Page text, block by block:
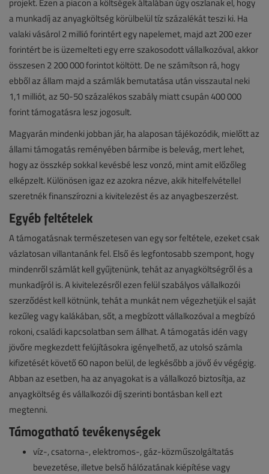
projekt. Ezen a piacon a költségek általában úgy oszlanak el, hogy
a munkadíj az anyagköltség körülbelül tíz százalékát teszi ki. Ha
valaki vásárol 2 millió forintért egy napelemet, majd azt 200 ezer
forintért be is üzemelteti egy erre szakosodott vállalkozóval, akkor
összesen 2 200 000 forintot költött. De ne számítson rá, hogy
ebből az állam majd a számlák bemutatása után visszautal neki
1,1 milliót, az 50-50 százalékos szabály miatt csupán 400 000
forint támogatásra lesz jogosult.
Magyarán mindenki jobban jár, ha alaposan tájékozódik, mielőtt az
állami támogatás reményében bármibe is belevág, mert lehet,
hogy az összkép sokkal kevésbé lesz vonzó, mint amit előzőleg
elképzelt. Különösen igaz ez azokra nézve, akik hitelfelvétellel
szeretnék finanszírozni a kivitelezést és az anyagbeszerzést.
Egyéb feltételek
A támogatásnak természetesen van egy sor feltétele, ezeket csak
vázlatosan villantanánk fel. Első és legfontosabb szempont, hogy
mindenről számlát kell gyűjtenünk, tehát az anyagköltségről és a
munkadíjról is. A kivitelezésről ezen felül szabályos vállalkozói
szerződést kell kötnünk, tehát a munkát nem végezhetjük el saját
kezűleg vagy kalákában, sőt, a megbízott vállalkozóval a megbízó
rokoni, családi kapcsolatban sem állhat. A támogatás idén vagy
jövőre megkezdett felújításokra igényelhető, az utolsó számla
kifizetését követő 60 napon belül, de legkésőbb a jövő év végégig.
Abban az esetben, ha az anyagokat is a vállalkozó biztosítja, az
anyagköltség és vállalkozói díj szerinti bontásban kell ezt
megtenni.
Támogatható tevékenységek
víz-, csatorna-, elektromos-, gáz-közműszolgáltatás
bevezetése, illetve belső hálózatának kiépítése vagy